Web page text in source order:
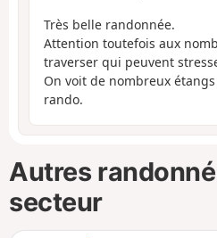
Très belle randonnée.
Attention toutefois aux
traverser qui peuvent
On voit de nombreux
rando.
Autres
secteur